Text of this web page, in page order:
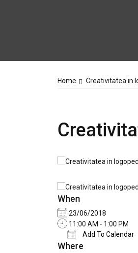
Home Creativitatea in
When
23/06/2018
11:00 AM - 1:00 PM
Add To Calendar
Download ICS
Where